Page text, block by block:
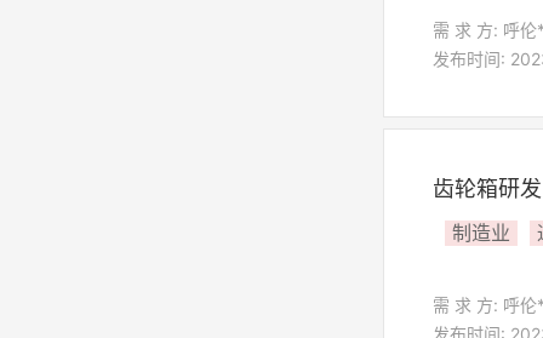
需 求 方: 呼
发布时间:
齿轮箱研
制造业
需 求 方: 呼
发布时间: